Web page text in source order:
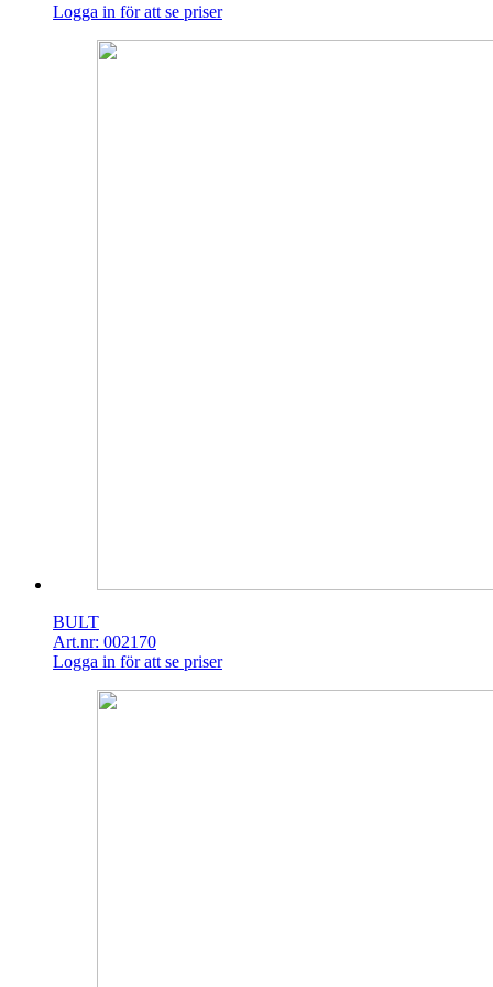
Logga in för att se priser
BULT
Art.nr: 002170
Logga in för att se priser